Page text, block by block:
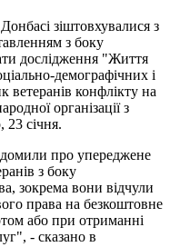
зіштовхувалися з
з боку
дослідження "Життя
демографічних і
ветеранів конфлікту на
організації з
23 січня.
про упереджене
з боку
зокрема вони відчули
права на безкоштовне
або при отриманні
- сказано в